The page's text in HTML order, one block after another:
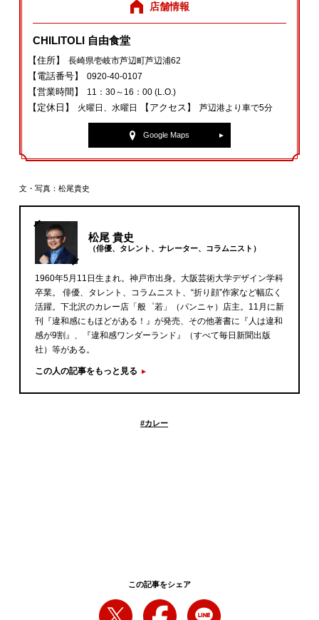
店舗情報
CHILITOLI 自由食堂
【住所】 長崎県壱岐市芦辺町芦辺浦62
【電話番号】 0920‐40‐0107
【営業時間】 11：30～16：00 (L.O.)
【定休日】 火曜日、水曜日 【アクセス】 芦辺港より車で5分
Google Maps
文・写真：松尾貴史
松尾 貴史
（俳優、タレント、ナレーター、コラムニスト）
1960年5月11日生まれ。神戸市出身。大阪芸術大学デザイン学科
卒業。 俳優、タレント、コラムニスト、“折り顔”作家など幅広く
活躍。下北沢のカレー店「般゜若」（パンニャ）店主。11月に新
刊『違和感にもほどがある！』が発売、その他著書に『人は違和
感が9割』、『違和感ワンダーランド』（すべて毎日新聞出版
社）等がある。
この人の記事をもっと見る
#カレー
この記事をシェア